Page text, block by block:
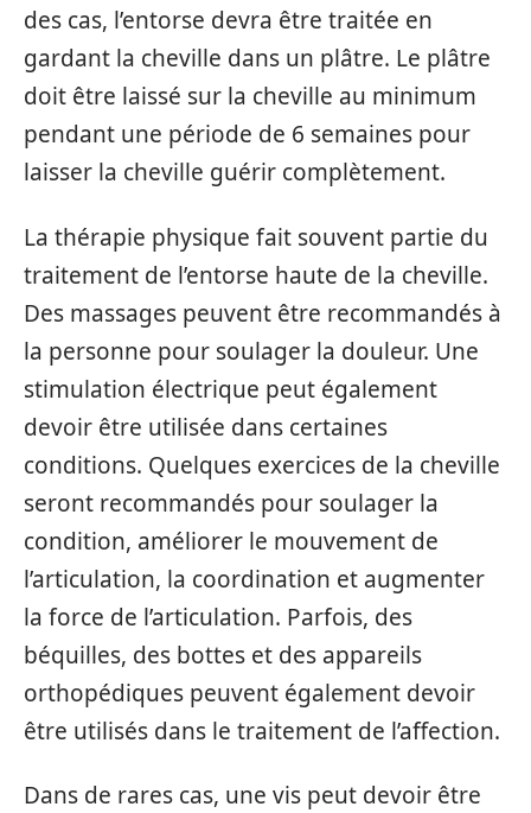
des cas, l’entorse devra être traitée en
gardant la cheville dans un plâtre. Le plâtre
doit être laissé sur la cheville au minimum
pendant une période de 6 semaines pour
laisser la cheville guérir complètement.
La thérapie physique fait souvent partie du
traitement de l’entorse haute de la cheville.
Des massages peuvent être recommandés à
la personne pour soulager la douleur. Une
stimulation électrique peut également
devoir être utilisée dans certaines
conditions. Quelques exercices de la cheville
seront recommandés pour soulager la
condition, améliorer le mouvement de
l’articulation, la coordination et augmenter
la force de l’articulation. Parfois, des
béquilles, des bottes et des appareils
orthopédiques peuvent également devoir
être utilisés dans le traitement de l’affection.
Dans de rares cas, une vis peut devoir être